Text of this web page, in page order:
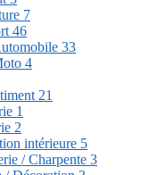
7
46
33
4
21
1
2
intérieure 5
/ Charpente 3